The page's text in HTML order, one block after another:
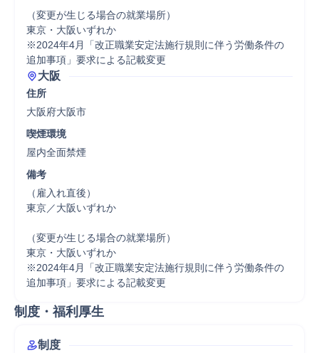
（変更が生じる場合の就業場所）
東京・大阪いずれか
※2024年4月「改正職業安定法施行規則に伴う労働条件の
追加事項」要求による記載変更
大阪
住所
大阪府大阪市
喫煙環境
屋内全面禁煙
備考
（雇入れ直後）
東京／大阪いずれか
（変更が生じる場合の就業場所）
東京・大阪いずれか
※2024年4月「改正職業安定法施行規則に伴う労働条件の
追加事項」要求による記載変更
制度・福利厚生
制度